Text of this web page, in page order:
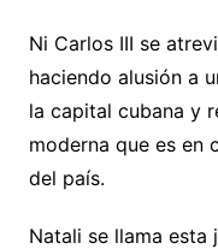
Ni Carlos III se
haciendo alusión a
la capital cubana y
moderna que es en
del país.
Natali se llama